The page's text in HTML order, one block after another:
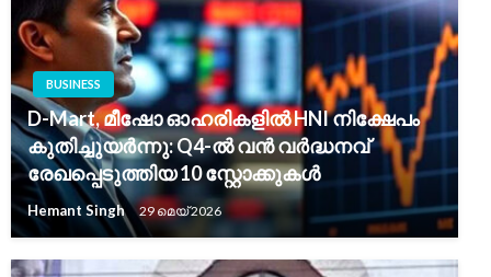
BUSINESS
D-Mart, മീഷോ ഓഹരികളിൽ HNI നിക്ഷേപം
കുതിച്ചുയർന്നു: Q4-ൽ വൻ വർദ്ധനവ്
രേഖപ്പെടുത്തിയ 10 സ്റ്റോക്കുകൾ
Hemant Singh 29 മെയ്‌ 2026